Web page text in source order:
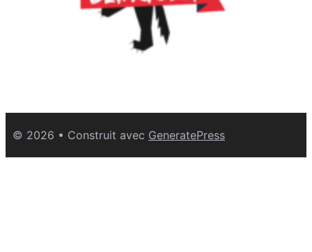
© 2026 • Construit avec GeneratePress